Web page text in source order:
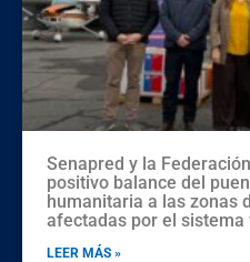
Senapred y la
positivo balance del
humanitaria a las zonas
afectadas por el sistema
LEER MÁS »